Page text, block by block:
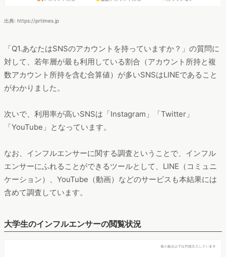
出典: https://prtimes.jp
「Q1.あなたはSNSのアカウントを持っていますか？」の質問に
対して、若年層が最も利用している割合（アカウント所持と複
数アカウント所持を含む合算値）が多いSNSはLINEであること
がわかりました。
次いで、利用率が高いSNSは「Instagram」「Twitter」
「YouTube」となっています。
なお、インフルエンサーに関する調査ということで、インフル
エンサーにふれることができるツールとして、LINE（コミュニ
ケーション）、YouTube（動画）などのサービスも本結果には
含めて調査しています。
大学生のインフルエンサーの閲覧状況